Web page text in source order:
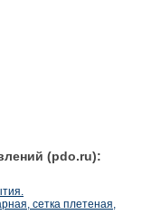
(pdo.ru):
сетка плетеная,